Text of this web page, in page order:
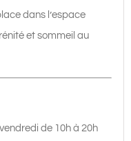
dans l’espace
et sommeil au
de 10h à 20h